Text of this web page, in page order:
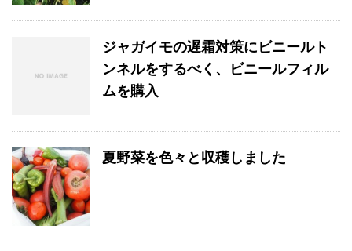
ジャガイモの遅霜対策にビニールト
ンネルをするべく、ビニールフィル
ムを購入
夏野菜を色々と収穫しました